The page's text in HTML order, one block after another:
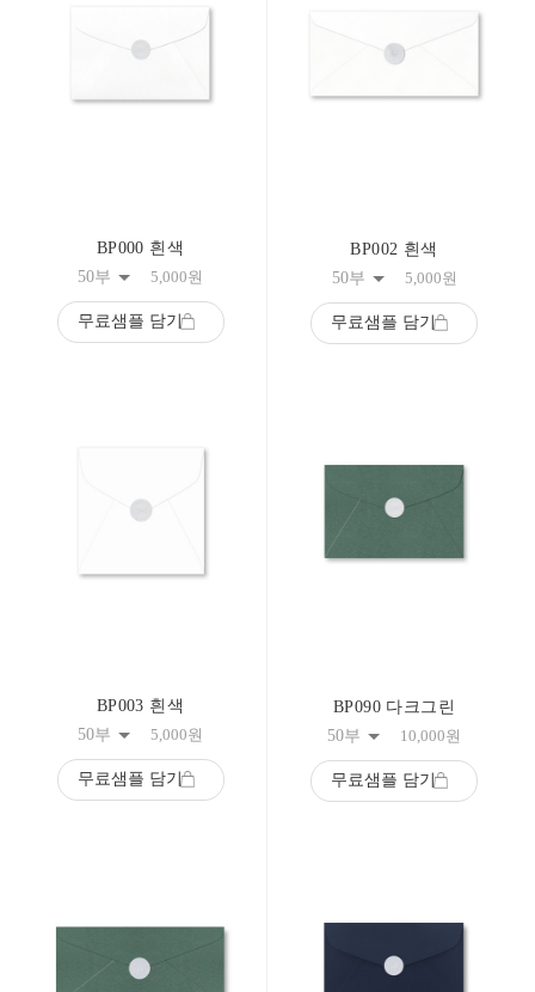
BP000 흰색
50부
5,000원
무료샘플 담기
BP002 흰색
50부
5,000원
무료샘플 담기
BP003 흰색
50부
5,000원
무료샘플 담기
BP090 다크그린
50부
10,000원
무료샘플 담기